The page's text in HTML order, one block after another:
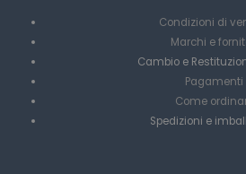
Condizioni di
Marchi e
Cambio e
Pagamenti
Come
Spedizioni e